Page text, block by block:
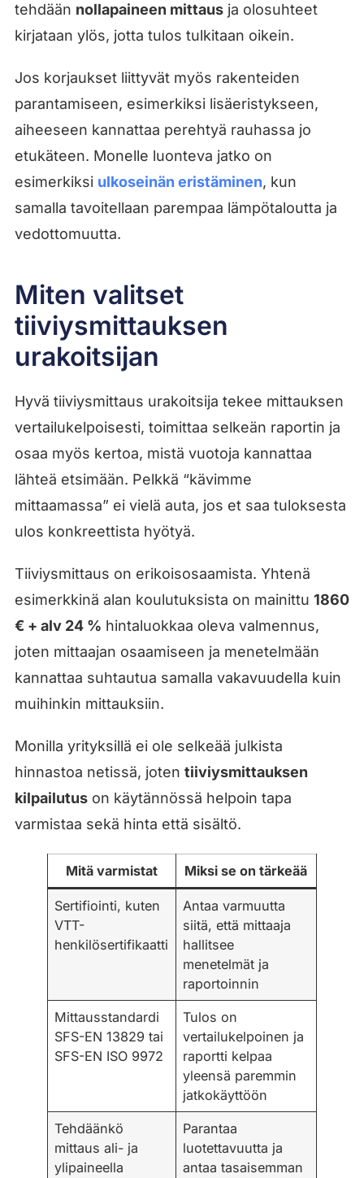
tehdään nollapaineen mittausja olosuhteet
kirjataan ylös, jotta tulos tulkitaan oikein.
Jos korjaukset liittyvät myös rakenteiden
parantamiseen, esimerkiksi lisäeristykseen,
aiheeseen kannattaa perehtyä rauhassa jo
etukäteen. Monelle luonteva jatko on
esimerkiksi ulkoseinän eristäminen, kun
samalla tavoitellaan parempaa lämpötaloutta ja
vedottomuutta.
Miten valitset
tiiviysmittauksen
urakoitsijan
Hyvä tiiviysmittaus urakoitsija tekee mittauksen
vertailukelpoisesti, toimittaa selkeän raportin ja
osaa myös kertoa, mistä vuotoja kannattaa
lähteä etsimään. Pelkkä “kävimme
mittaamassa” ei vielä auta, jos et saa tuloksesta
ulos konkreettista hyötyä.
Tiiviysmittaus on erikoisosaamista. Yhtenä
esimerkkinä alan koulutuksista on mainittu 1860
€ + alv 24 % hintaluokkaa oleva valmennus,
joten mittaajan osaamiseen ja menetelmään
kannattaa suhtautua samalla vakavuudella kuin
muihinkin mittauksiin.
Monilla yrityksillä ei ole selkeää julkista
hinnastoa netissä, joten tiiviysmittauksen
kilpailutuson käytännössä helpoin tapa
varmistaa sekä hinta että sisältö.
Mitä varmistat Miksi se on tärkeää
Sertifiointi, kuten
VTT-
henkilösertifikaatti
Antaa varmuutta
siitä, että mittaaja
hallitsee
menetelmät ja
raportoinnin
Mittausstandardi
SFS-EN 13829 tai
SFS-EN ISO 9972
Tulos on
vertailukelpoinen ja
raportti kelpaa
yleensä paremmin
jatkokäyttöön
Tehdäänkö
mittaus ali- ja
ylipaineella
Parantaa
luotettavuutta ja
antaa tasaisemman